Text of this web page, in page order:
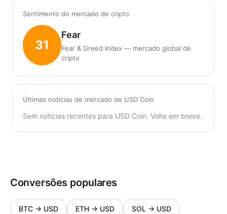
Sentimento do mercado de cripto
31
Fear
Fear & Greed Index — mercado global de
cripto
Últimas notícias de mercado de USD Coin
Sem notícias recentes para USD Coin. Volte em breve.
Conversões populares
BTC → USD ETH → USD SOL → USD